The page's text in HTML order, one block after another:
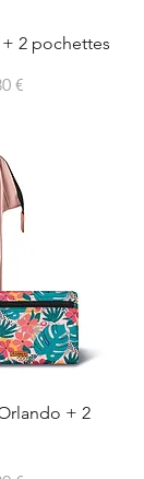
+ 2 pochettes
promotionnel
€
+ 2